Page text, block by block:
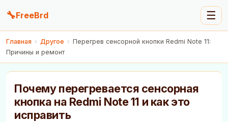
🔧FreeBrd ☰
Главная › Другое › Перегрев сенсорной кнопки Redmi Note 11:
Причины и ремонт
Почему перегревается сенсорная
кнопка на Redmi Note 11 и как это
исправить